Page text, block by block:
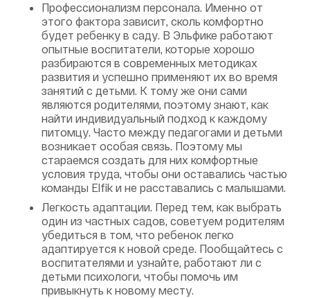
Профессионализм персонала. Именно от
этого фактора зависит, сколь комфортно
будет ребенку в саду. В Эльфике работают
опытные воспитатели, которые хорошо
разбираются в современных методиках
развития и успешно применяют их во время
занятий с детьми. К тому же они сами
являются родителями, поэтому знают, как
найти индивидуальный подход к каждому
питомцу. Часто между педагогами и детьми
возникает особая связь. Поэтому мы
стараемся создать для них комфортные
условия труда, чтобы они оставались частью
команды Elfik и не расставались с малышами.
Легкость адаптации. Перед тем, как выбрать
один из частных садов, советуем родителям
убедиться в том, что ребенок легко
адаптируется к новой среде. Пообщайтесь с
воспитателями и узнайте, работают ли с
детьми психологи, чтобы помочь им
привыкнуть к новому месту.